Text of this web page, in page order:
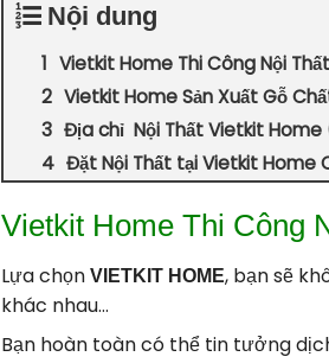
Nội dung
Vietkit Home Thi Công Nội
Vietkit Home Sản Xuất Gỗ
Địa chỉ Nội Thất Vietkit Home
Đặt Nội Thất tại Vietkit Home
Vietkit Home Thi Công
Lựa chọn VIETKIT HOME, bạn sẽ
khác nhau…
Bạn hoàn toàn có thể tin tưởng